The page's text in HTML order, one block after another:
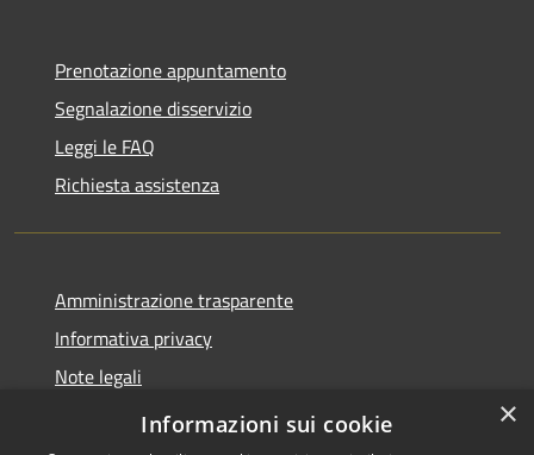
Prenotazione appuntamento
Segnalazione disservizio
Leggi le FAQ
Richiesta assistenza
Amministrazione trasparente
Informativa privacy
Note legali
Dichiarazione di accessibilità
×
Informazioni sui cookie